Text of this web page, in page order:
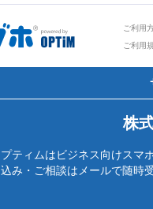
ご利用
ご利用
株
ティムはビジネス向けスマ
み・ご相談はメールで随時